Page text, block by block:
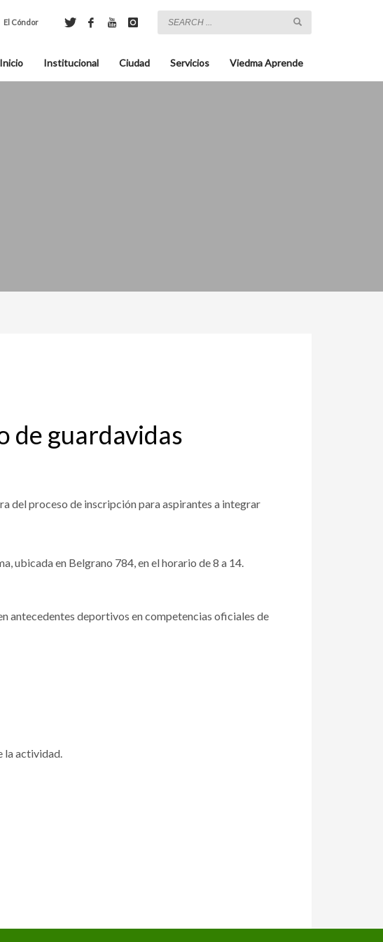
El Cóndor
Inicio Institucional Ciudad Servicios Viedma Aprende
de guardavidas
del proceso de inscripción para aspirantes a integrar
ubicada en Belgrano 784, en el horario de 8 a 14.
antecedentes deportivos en competencias oficiales de
la actividad.